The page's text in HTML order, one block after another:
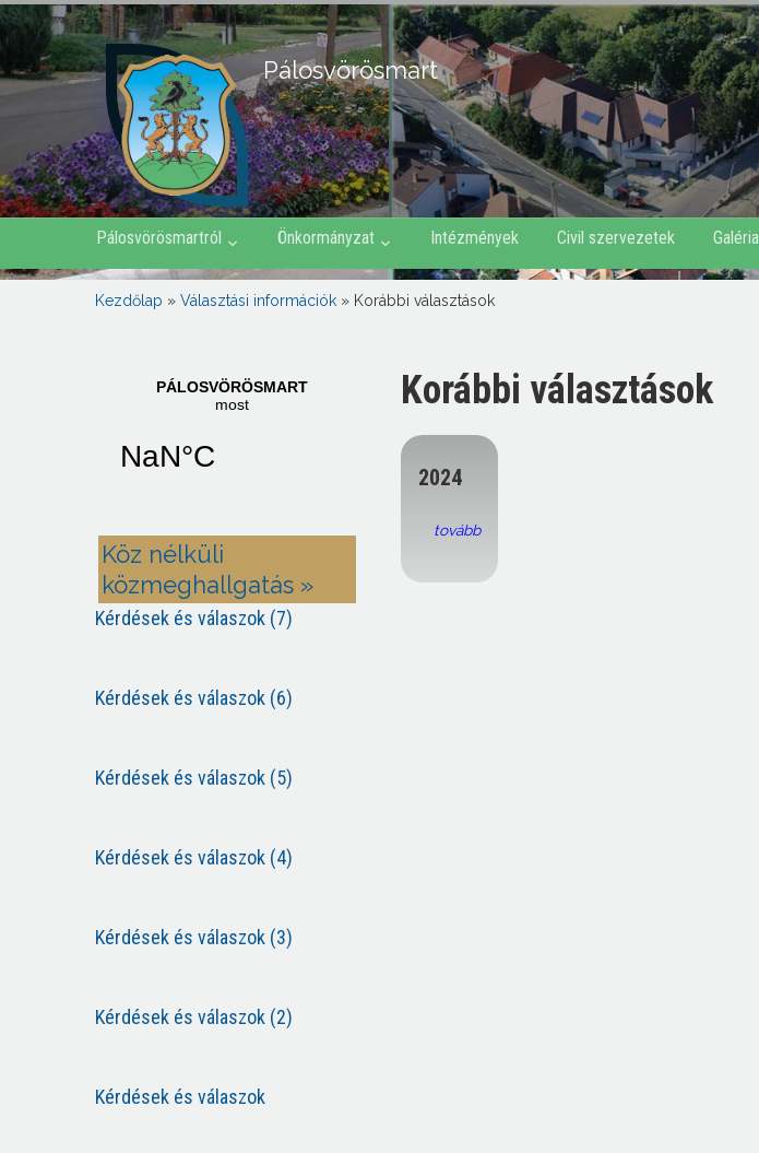
Pálosvörösmart
Pálosvörösmartról Önkormányzat Intézmények Civil szervezetek Galéria
Kezdőlap » Választási információk » Korábbi választások
Köz nélküli
közmeghallgatás »
Kérdések és válaszok (7)
Kérdések és válaszok (6)
Kérdések és válaszok (5)
Kérdések és válaszok (4)
Kérdések és válaszok (3)
Kérdések és válaszok (2)
Kérdések és válaszok
Korábbi választások
2024
tovább